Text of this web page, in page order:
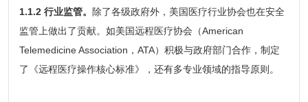
1.1.2 行业监管。 除了各级政府外，美国医疗行业协会也在安全
监管上做出了贡献。如美国远程医疗协会（American
Telemedicine Association，ATA）积极与政府部门合作，制定
了《远程医疗操作核心标准》，还有多专业领域的指导原则。